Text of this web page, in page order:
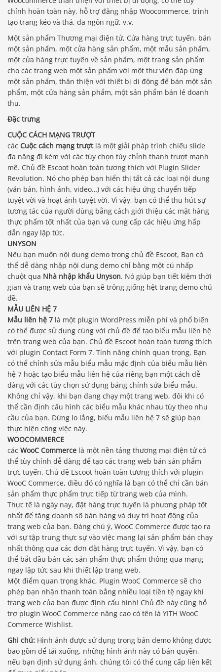
chỉnh hoàn toàn này, hỗ trợ đăng nhập Woocommerce, trình
tạo trang kéo và thả, đa ngôn ngữ, v.v.
Một sản phẩm Thương mại điện tử, Cửa hàng trực tuyến, bán
một sản phẩm, một cửa hàng sản phẩm, một mẫu sản phẩm,
một cửa hàng trực tuyến về sản phẩm, một trang sản phẩm
cho các trang web một sản phẩm với một thư viện đáp ứng
một sản phẩm, thân thiện với thiết bị di động để bán một sản
phẩm, một cửa hàng sản phẩm, một sản phẩm bán lẻ doanh
thu.
Đặc trưng
CUỘC CÁCH MẠNG TRƯỢT
các Cuộc cách mạng trượtlà một giải pháp trình chiếu slide
đa năng đi kèm với các tùy chọn tùy chỉnh thanh trượt mạnh
mẽ. Chủ đề Escoot hoàn toàn tương thích với Plugin Slider
Revolution. Nó cho phép bạn hiển thị tất cả các loại nội dung
(văn bản, hình ảnh, video…) với các hiệu ứng chuyển tiếp
tuyệt vời và hoạt ảnh tuyệt vời. Vì vậy, bạn có thể thu hút sự
tương tác của người dùng bằng cách giới thiệu các mặt hàng
thực phẩm tốt nhất của bạn và cung cấp các hiệu ứng hấp
dẫn ngay lập tức.
UNYSON
Nếu bạn muốn nội dung demo trong chủ đề Escoot, Bạn có
thể dễ dàng nhập nội dung demo chỉ bằng một cú nhấp
chuột qua Nhà nhập khẩu Unyson. Nó giúp bạn tiết kiệm thời
gian và trang web của bạn sẽ trông giống hệt trang demo chủ
đề.
MẪU LIÊN HỆ 7
Mẫu liên hệ 7 là một plugin WordPress miễn phí và phổ biến
có thể được sử dụng cùng với chủ đề để tạo biểu mẫu liên hệ
trên trang web của bạn. Chủ đề Escoot hoàn toàn tương thích
với plugin Contact Form 7. Tính năng chính quan trọng, Bạn
có thể chỉnh sửa mẫu biểu mẫu mặc định của biểu mẫu liên
hệ 7 hoặc tạo biểu mẫu liên hệ của riêng bạn một cách dễ
dàng với các tùy chọn sử dụng bảng chỉnh sửa biểu mẫu.
Không chỉ vậy, khi bạn đang chạy một trang web, đôi khi có
thể cần định cấu hình các biểu mẫu khác nhau tùy theo nhu
cầu của bạn. Đừng lo lắng, biểu mẫu liên hệ 7 sẽ giúp bạn
thực hiện công việc này.
WOOCOMMERCE
các WooC Commerce là một nền tảng thương mại điện tử có
thể tùy chỉnh dễ dàng để tạo các trang web bán sản phẩm
trực tuyến. Chủ đề Escoot hoàn toàn tương thích với plugin
WooC Commerce, điều đó có nghĩa là bạn có thể chỉ cần bán
sản phẩm thực phẩm trực tiếp từ trang web của mình.
Thực tế là ngày nay, đặt hàng trực tuyến là phương pháp tốt
nhất để tăng doanh số bán hàng và duy trì hoạt động của
trang web của bạn. Đáng chú ý, WooC Commerce được tạo ra
với sự tập trung thực sự vào việc mang lại sản phẩm bán chạy
nhất thông qua các đơn đặt hàng trực tuyến. Vì vậy, bạn có
thể bắt đầu bán các sản phẩm thực phẩm thông qua mạng
ngay lập tức sau khi thiết lập trang web.
Một điểm quan trọng khác, Plugin WooC Commerce sẽ cho
phép bạn nhận thanh toán bằng nhiều loại tiền tệ ngay khi
trang web của bạn được định cấu hình! Chủ đề này cũng hỗ
trợ plugin WooC Commerce nâng cao có tên là YITH WooC
Commerce Wishlist.
Ghi chú: Hình ảnh được sử dụng trong bản demo không được
bao gồm để tải xuống, những hình ảnh này có bản quyền,
nếu bạn định sử dụng ảnh, chúng tôi có thể cung cấp liên kết